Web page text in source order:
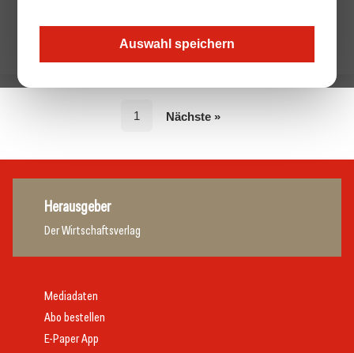
Auswahl speichern
1 Nächste »
Herausgeber
Der Wirtschaftsverlag
Mediadaten
Abo bestellen
E-Paper App